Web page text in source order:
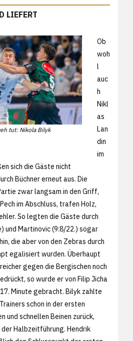
LIEFERT
tut: Nikola Bilyk
Ob
woh
l
auc
h
Nikl
as
Lan
din
im
sich die Gäste nicht
Büchner erneut aus. Die
zwar langsam in den Griff,
im Abschluss, trafen Holz,
So legten die Gäste durch
und Martinovic (9:8/22.) sogar
die aber von den Zebras durch
egalisiert wurden. Überhaupt
gegen die Bergischen noch
so wurde er von Filip Jicha
Minute gebracht. Bilyk zahlte
schon in der ersten
und schnellen Beinen zurück,
Halbzeitführung. Hendrik